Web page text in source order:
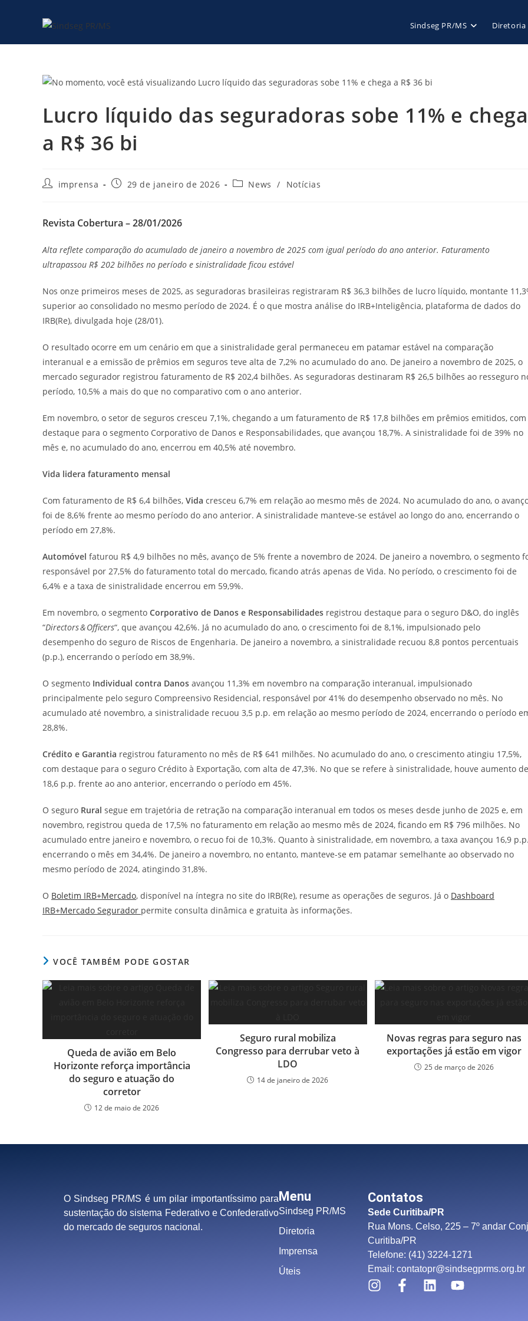
Sindseg PR/MS Diretoria
Lucro líquido das seguradoras sobe 11% e chega
a R$ 36 bi
imprensa 29 de janeiro de 2026 News / Notícias
Revista Cobertura – 28/01/2026
Alta reflete comparação do acumulado de janeiro a novembro de 2025 com igual período do ano anterior. Faturamento
ultrapassou R$ 202 bilhões no período e sinistralidade ficou estável
Nos onze primeiros meses de 2025, as seguradoras brasileiras registraram R$ 36,3 bilhões de lucro líquido, montante
superior ao consolidado no mesmo período de 2024. É o que mostra análise do IRB+Inteligência, plataforma de dados do
IRB(Re), divulgada hoje (28/01).
O resultado ocorre em um cenário em que a sinistralidade geral permaneceu em patamar estável na comparação
interanual e a emissão de prêmios em seguros teve alta de 7,2% no acumulado do ano. De janeiro a novembro de 2025, o
mercado segurador registrou faturamento de R$ 202,4 bilhões. As seguradoras destinaram R$ 26,5 bilhões ao resseguro
período, 10,5% a mais do que no comparativo com o ano anterior.
Em novembro, o setor de seguros cresceu 7,1%, chegando a um faturamento de R$ 17,8 bilhões em prêmios emitidos, com
destaque para o segmento Corporativo de Danos e Responsabilidades, que avançou 18,7%. A sinistralidade foi de 39% no
mês e, no acumulado do ano, encerrou em 40,5% até novembro.
Vida lidera faturamento mensal
Com faturamento de R$ 6,4 bilhões, Vida cresceu 6,7% em relação ao mesmo mês de 2024. No acumulado do ano, o
foi de 8,6% frente ao mesmo período do ano anterior. A sinistralidade manteve-se estável ao longo do ano, encerrando o
período em 27,8%.
Automóvel faturou R$ 4,9 bilhões no mês, avanço de 5% frente a novembro de 2024. De janeiro a novembro, o segmento
responsável por 27,5% do faturamento total do mercado, ficando atrás apenas de Vida. No período, o crescimento foi de
6,4% e a taxa de sinistralidade encerrou em 59,9%.
Em novembro, o segmento Corporativo de Danos e Responsabilidades registrou destaque para o seguro D&O, do inglês
“Directors & Officers“, que avançou 42,6%. Já no acumulado do ano, o crescimento foi de 8,1%, impulsionado pelo
desempenho do seguro de Riscos de Engenharia. De janeiro a novembro, a sinistralidade recuou 8,8 pontos percentuais
(p.p.), encerrando o período em 38,9%.
O segmento Individual contra Danos avançou 11,3% em novembro na comparação interanual, impulsionado
principalmente pelo seguro Compreensivo Residencial, responsável por 41% do desempenho observado no mês. No
acumulado até novembro, a sinistralidade recuou 3,5 p.p. em relação ao mesmo período de 2024, encerrando o período
28,8%.
Crédito e Garantia registrou faturamento no mês de R$ 641 milhões. No acumulado do ano, o crescimento atingiu 17,5%,
com destaque para o seguro Crédito à Exportação, com alta de 47,3%. No que se refere à sinistralidade, houve aumento de
18,6 p.p. frente ao ano anterior, encerrando o período em 45%.
O seguro Rural segue em trajetória de retração na comparação interanual em todos os meses desde junho de 2025 e, em
novembro, registrou queda de 17,5% no faturamento em relação ao mesmo mês de 2024, ficando em R$ 796 milhões. No
acumulado entre janeiro e novembro, o recuo foi de 10,3%. Quanto à sinistralidade, em novembro, a taxa avançou 16,9
encerrando o mês em 34,4%. De janeiro a novembro, no entanto, manteve-se em patamar semelhante ao observado no
mesmo período de 2024, atingindo 31,8%.
O Boletim IRB+Mercado, disponível na íntegra no site do IRB(Re), resume as operações de seguros. Já o Dashboard
IRB+Mercado Segurador permite consulta dinâmica e gratuita às informações.
VOCÊ TAMBÉM PODE GOSTAR
Queda de avião em Belo
Horizonte reforça importância
do seguro e atuação do
corretor
12 de maio de 2026
Seguro rural mobiliza
Congresso para derrubar veto à
LDO
14 de janeiro de 2026
Novas regras para seguro nas
exportações já estão em vigor
25 de março de 2026
O Sindseg PR/MS é um pilar importantíssimo para
sustentação do sistema Federativo e Confederativo
do mercado de seguros nacional.
Menu
Sindseg PR/MS
Diretoria
Imprensa
Úteis
Contatos
Sede Curitiba/PR
Rua Mons. Celso, 225 – 7º andar
Curitiba/PR
Telefone: (41) 3224-1271
Email: contatopr@sindsegprms.org.br